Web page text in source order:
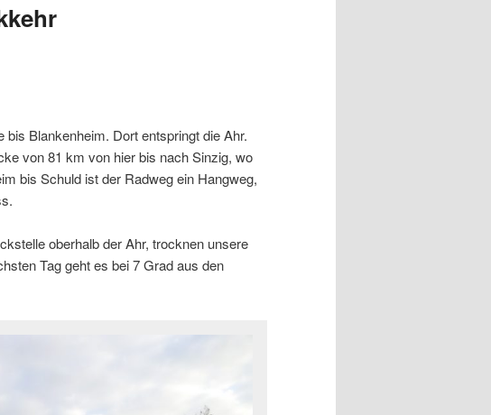
Blankenheim. Dort entspringt die Ahr.
von 81 km von hier bis nach Sinzig, wo
bis Schuld ist der Radweg ein Hangweg,
oberhalb der Ahr, trocknen unsere
Tag geht es bei 7 Grad aus den